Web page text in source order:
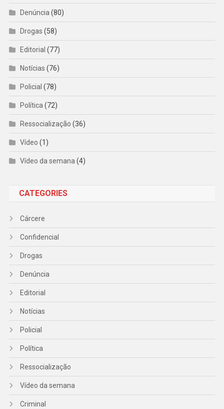
Denúncia (80)
Drogas (58)
Editorial (77)
Notícias (76)
Policial (78)
Política (72)
Ressocialização (36)
Vídeo (1)
Vídeo da semana (4)
CATEGORIES
Cárcere
Confidencial
Drogas
Denúncia
Editorial
Notícias
Policial
Política
Ressocialização
Vídeo da semana
Criminal